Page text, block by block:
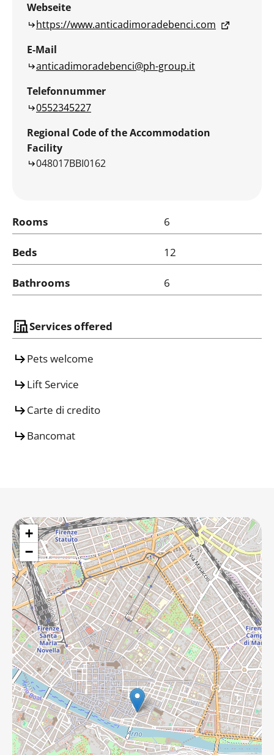
Webseite
https://www.anticadimoradebenci.com
E-Mail
anticadimoradebenci@ph-group.it
Telefonnummer
0552345227
Regional Code of the Accommodation
Facility
048017BBI0162
Rooms 6
Beds 12
Bathrooms 6
Services offered
Pets welcome
Lift Service
Carte di credito
Bancomat
+
−